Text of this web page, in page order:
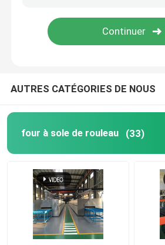
four de chariot
four à foyer de rouleau
Meubles de four
AUTRES CATÉGORIES DE NOUS
four à sole de rouleau (33)